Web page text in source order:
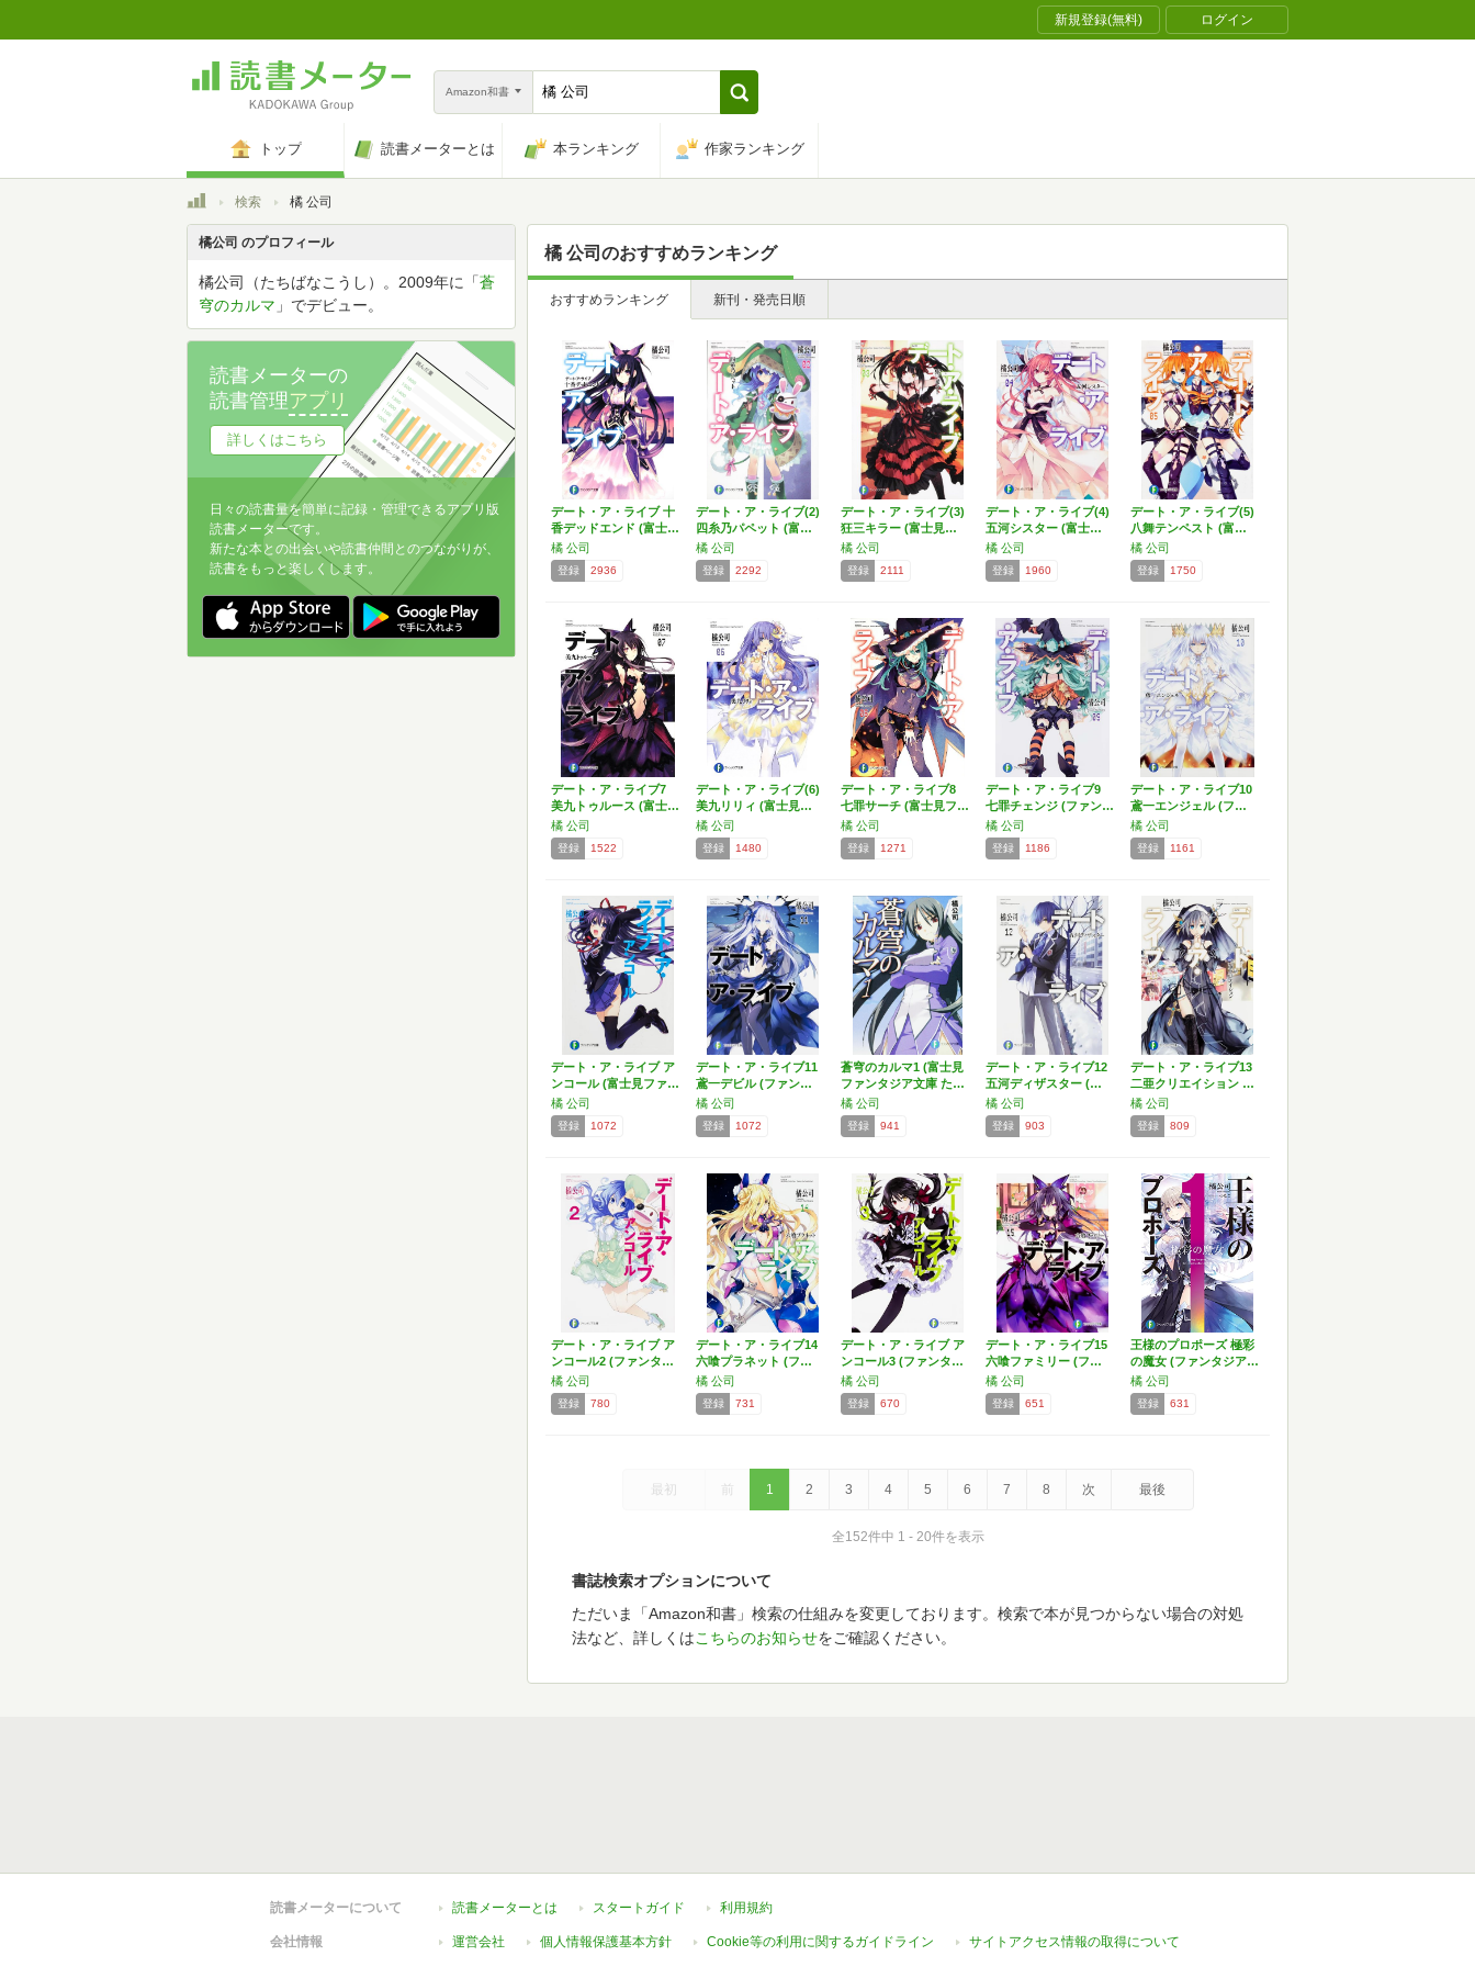
新規登録(無料) ログイン
Amazon和書
トップ 読書メーターとは 本ランキング 作家ランキング
トップ検索 橘 公司
橘 公司 のおすすめランキング
おすすめランキング 新刊・発売日順
デート・ア・ライブ 十
香デッドエンド (富士…
橘 公司
登録 2936
デート・ア・ライブ(2)
四糸乃パペット (富…
橘 公司
登録 2292
デート・ア・ライブ(3)
狂三キラー (富士見…
橘 公司
登録 2111
デート・ア・ライブ(4)
五河シスター (富士…
橘 公司
登録 1960
デート・ア・ライブ(5)
八舞テンペスト (富…
橘 公司
登録 1750
デート・ア・ライブ7
美九トゥルース (富士…
橘 公司
登録 1522
デート・ア・ライブ(6)
美九リリィ (富士見…
橘 公司
登録 1480
デート・ア・ライブ8
七罪サーチ (富士見フ…
橘 公司
登録 1271
デート・ア・ライブ9
七罪チェンジ (ファン…
橘 公司
登録 1186
デート・ア・ライブ10
鳶一エンジェル (フ…
橘 公司
登録 1161
デート・ア・ライブ ア
ンコール (富士見ファ…
橘 公司
登録 1072
デート・ア・ライブ11
鳶一デビル (ファン…
橘 公司
登録 1072
蒼穹のカルマ1 (富士見
ファンタジア文庫 た…
橘 公司
登録 941
デート・ア・ライブ12
五河ディザスター (…
橘 公司
登録 903
デート・ア・ライブ13
二亜クリエイション …
橘 公司
登録 809
デート・ア・ライブ ア
ンコール2 (ファンタ…
橘 公司
登録 780
デート・ア・ライブ14
六喰プラネット (フ…
橘 公司
登録 731
デート・ア・ライブ ア
ンコール3 (ファンタ…
橘 公司
登録 670
デート・ア・ライブ15
六喰ファミリー (フ…
橘 公司
登録 651
王様のプロポーズ 極彩
の魔女 (ファンタジア…
橘 公司
登録 631
最初 前 1 2 3 4 5 6 7 8 次 最後
全152件中 1 - 20件を表示
書誌検索オプションについて
ただいま「Amazon和書」検索の仕組みを変更しております。検索で本が見つからない場合の対処
法など、詳しくはこちらのお知らせをご確認ください。
橘公司 のプロフィール
橘公司（たちばなこうし）。2009年に「蒼
穹のカルマ 」でデビュー。
読書メーターの
読書管理アプリ
詳しくはこちら
日々の読書量を簡単に記録・管理できるアプリ版
読書メーターです。
新たな本との出会いや読書仲間とのつながりが、
読書をもっと楽しくします。
読書メーターについて 読書メーターとは スタートガイド 利用規約
会社情報 運営会社 個人情報保護基本方針 Cookie等の利用に関するガイドライン サイトアクセス情報の取得について